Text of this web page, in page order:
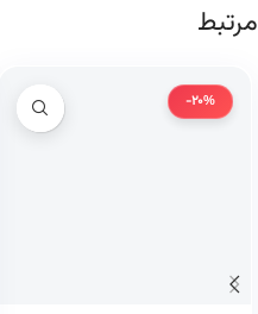
مرتبط
-20%